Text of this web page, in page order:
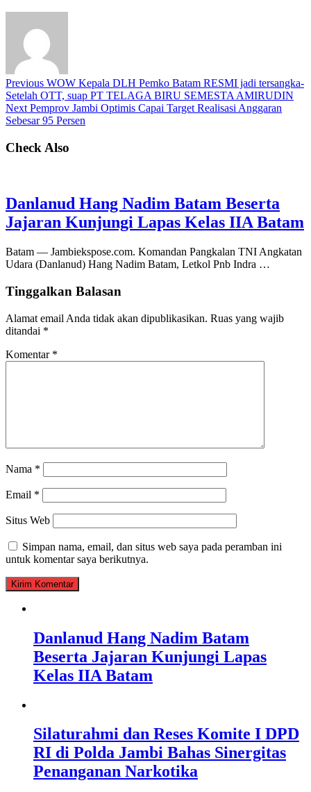
Previous WOW Kepala DLH Pemko Batam RESMI jadi tersangka-
Setelah OTT, suap PT TELAGA BIRU SEMESTA AMIRUDIN
Next Pemprov Jambi Optimis Capai Target Realisasi Anggaran
Sebesar 95 Persen
Check Also
Danlanud Hang Nadim Batam Beserta
Jajaran Kunjungi Lapas Kelas IIA Batam
Batam — Jambiekspose.com. Komandan Pangkalan TNI Angkatan
Udara (Danlanud) Hang Nadim Batam, Letkol Pnb Indra …
Tinggalkan Balasan
Alamat email Anda tidak akan dipublikasikan. Ruas yang wajib
ditandai *
Komentar *
Nama *
Email *
Situs Web
Simpan nama, email, dan situs web saya pada peramban ini
untuk komentar saya berikutnya.
Danlanud Hang Nadim Batam
Beserta Jajaran Kunjungi Lapas
Kelas IIA Batam
Silaturahmi dan Reses Komite I DPD
RI di Polda Jambi Bahas Sinergitas
Penanganan Narkotika